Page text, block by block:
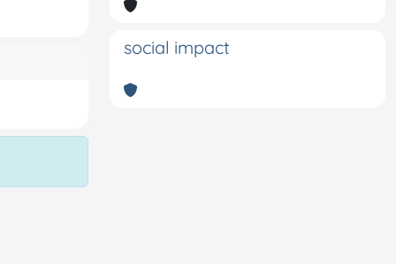
social impact